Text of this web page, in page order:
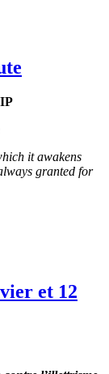
it awakens
granted for
et 12